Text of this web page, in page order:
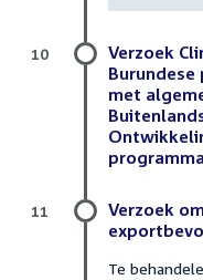
Verzoek
met
10
Verzoek
Te
11